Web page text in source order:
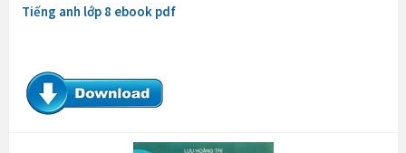
Tiếng anh lớp 8 ebook pdf